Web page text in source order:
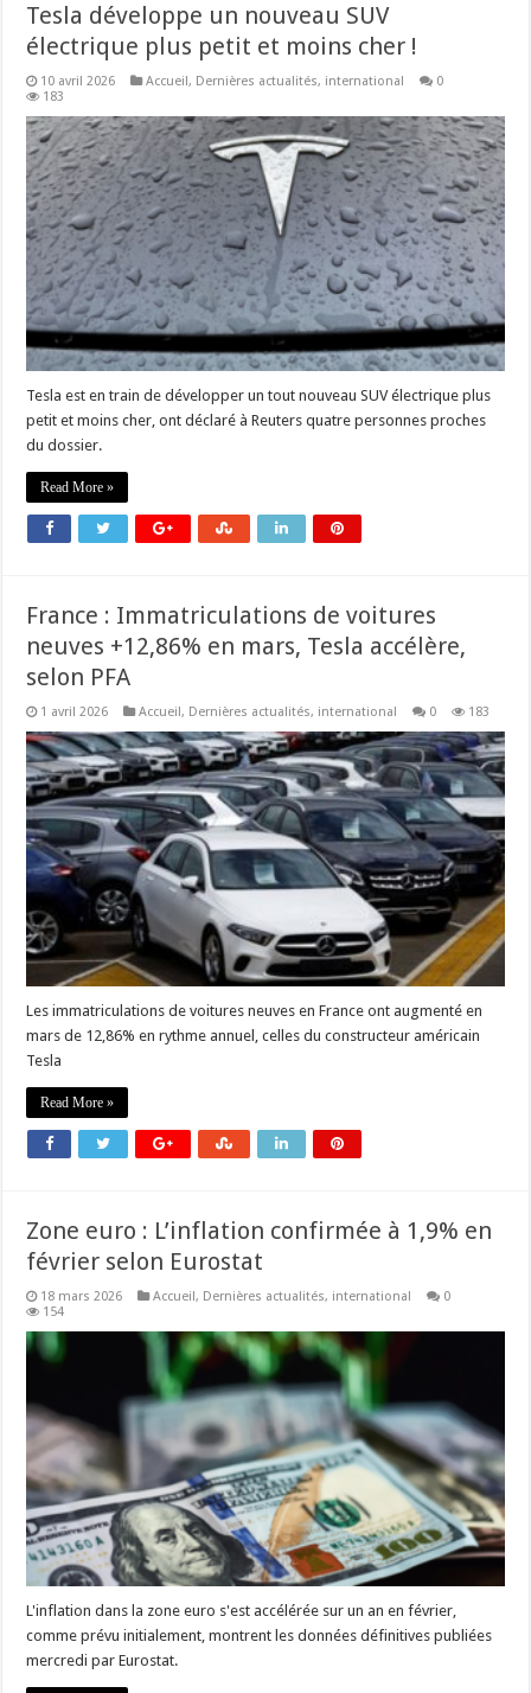
Tesla développe un nouveau SUV
électrique plus petit et moins cher !
10 avril 2026 Accueil, Dernières actualités, international
0
183
Tesla est en train de développer un tout nouveau SUV électrique plus
petit et moins cher, ont déclaré à Reuters quatre personnes proches
du dossier.
Read More »
France : Immatriculations de voitures
neuves +12,86% en mars, Tesla accélère,
selon PFA
1 avril 2026 Accueil, Dernières actualités, international 0 183
Les immatriculations de voitures neuves en France ont augmenté en
mars de 12,86% en rythme annuel, celles du constructeur américain
Tesla
Read More »
Zone euro : L’inflation confirmée à 1,9% en
février selon Eurostat
18 mars 2026 Accueil, Dernières actualités, international
0
154
L'inflation dans la zone euro s'est accélérée sur un an en février,
comme prévu initialement, montrent les données définitives publiées
mercredi par Eurostat.